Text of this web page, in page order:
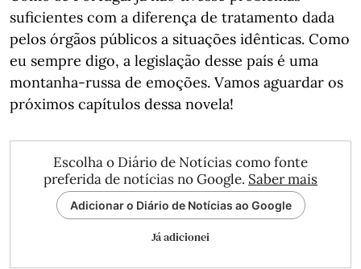
suficientes com a diferença de tratamento dada
pelos órgãos públicos a situações idênticas. Como
eu sempre digo, a legislação desse país é uma
montanha-russa de emoções. Vamos aguardar os
próximos capítulos dessa novela!
Escolha o Diário de Notícias como fonte
preferida de notícias no Google. Saber mais
Adicionar o Diário de Notícias ao Google
Já adicionei